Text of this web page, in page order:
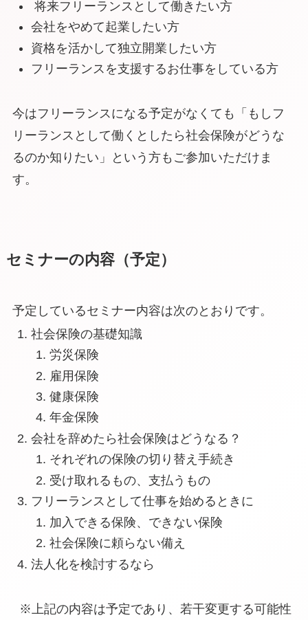
将来フリーランスとして働きたい方
会社をやめて起業したい方
資格を活かして独立開業したい方
フリーランスを支援するお仕事をしている方
今はフリーランスになる予定がなくても「もしフ
リーランスとして働くとしたら社会保険がどうな
るのか知りたい」という方もご参加いただけま
す。
セミナーの内容（予定）
予定しているセミナー内容は次のとおりです。
社会保険の基礎知識
労災保険
雇用保険
健康保険
年金保険
会社を辞めたら社会保険はどうなる？
それぞれの保険の切り替え手続き
受け取れるもの、支払うもの
フリーランスとして仕事を始めるときに
加入できる保険、できない保険
社会保険に頼らない備え
法人化を検討するなら
※上記の内容は予定であり、若干変更する可能性